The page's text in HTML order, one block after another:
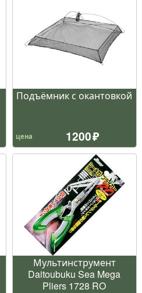
Подъёмник с окантовкой
цена 1200
Мультинструмент
Daitoubuku Sea Mega
Pliers 1728 RO